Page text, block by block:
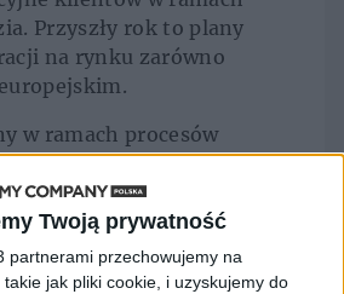
Twoją prywatność
partnerami przechowujemy na
jak pliki cookie, i uzyskujemy do
Przyszły rok to plany
na rynku zarówno
w ramach procesów
Stafflyprzełożył się
unikalnych testów
kandydatów aplikujących
a stabilność i
gwarantuje swobodne